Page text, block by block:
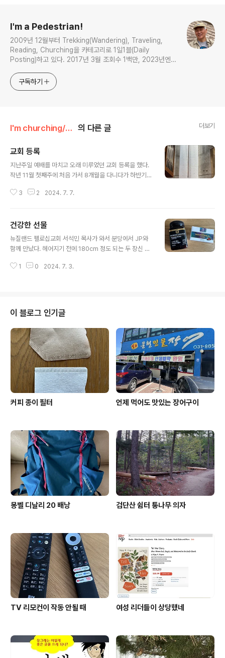
I'm a Pedestrian!
2009년 12월부터 Trekking(Wandering), Traveling,
Reading, Churching을 카테고리로 1일1블(Daily
Posting)하고 있다. 2017년 3월 조회수 1백만, 2023년엔
구독하기
I'm churching/더불어 함께 의 다른 글 더보기
교회 등록
지난주일 예배를 마치고 오래 미루었던 교회 등록을 했다.
작년 11월 첫째주에 처음 가서 8개월을 다니다가 하반기가
던 나들목교회(5/2/11)가 네트워크 교회로 분립할 때 합류
2019년 가을부터 새문안교회 예배를 서너 해 드리다가 향
린교회 한 달에 이어 전통 교회 중 세 번째로 찾은 곳이다.
지하철로 갈아타지 않고 한 시간이면 갈 수 있고, 무엇보다
지와 찬양 수준도 높아 더 이상 다른 데를 기웃거리지 않아
3 2 2024. 7. 7.
건강한 선물
뉴질랜드 펠로십교회 서석민 목사가 와서 분당에서 JP와
함께 만났다. 헤어지기 전에 180cm 정도 되는 두 장신 사
60대가 분위기를 망친 건 아닌가 모르겠다. 아직 안경을
해 여러 번 보고 가벼운 교제를 나누다가, 5년 전 펠로십교
회 개척 캠프(6/1/19)부터 만남의 횟수가 부쩍 늘었고, 대
화의 폭도 넓어졌다. 아무래도 목회자니까 부담없이 만나
는 폴이나 해인이네와는 달리 신경이 쓰이고 조심스럽기도
하지만, 앞으로도 좋은 사귐과 대화를 나눌 참이다. 밥 먹
기 전에 ..
1 0 2024. 7. 3.
이 블로그 인기글
커피 종이 필터 언제 먹어도 맛있는 장어구이
몽벨 디날리 20 배낭 검단산 쉼터 통나무 의자
TV 리모컨이 작동 안될 때 여성 리더들이 상당했네